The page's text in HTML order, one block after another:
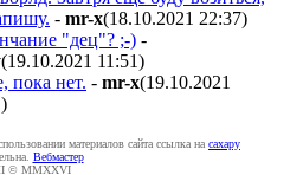
- mr-x(18.10.2021 22:37)
"дец"? ;-) -
(19.10.2021 11:51)
пока нет. - mr-x(19.10.2021
)
материалов сайта ссылка на caxapу
Вебмастер
© MMXXVI